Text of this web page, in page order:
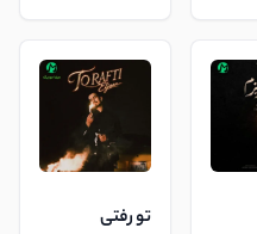
تو رفتی